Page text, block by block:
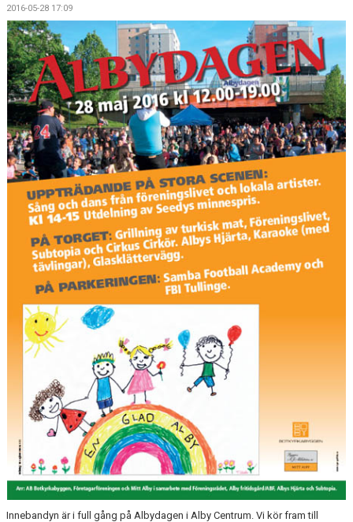
KALENDER
VÅRA PARTNERS
FRITIDSKORTET
NYHETER
PROFILKLÄDER
ÖVERGÅNGSANSVARIG OCH ÖVERGÅNGSPOLICY
PLAY IT FORWARD
FBI TULLINGE HALL OF FAME
2016-05-28 17:09
Innebandyn är i full gång på Albydagen i Alby Centrum. Vi kör fram till